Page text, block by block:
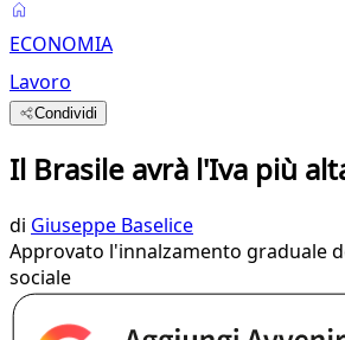
ECONOMIA
Lavoro
Condividi
Il Brasile avrà l'Iva più
di Giuseppe Baselice
Approvato l'innalzamento graduale
sociale